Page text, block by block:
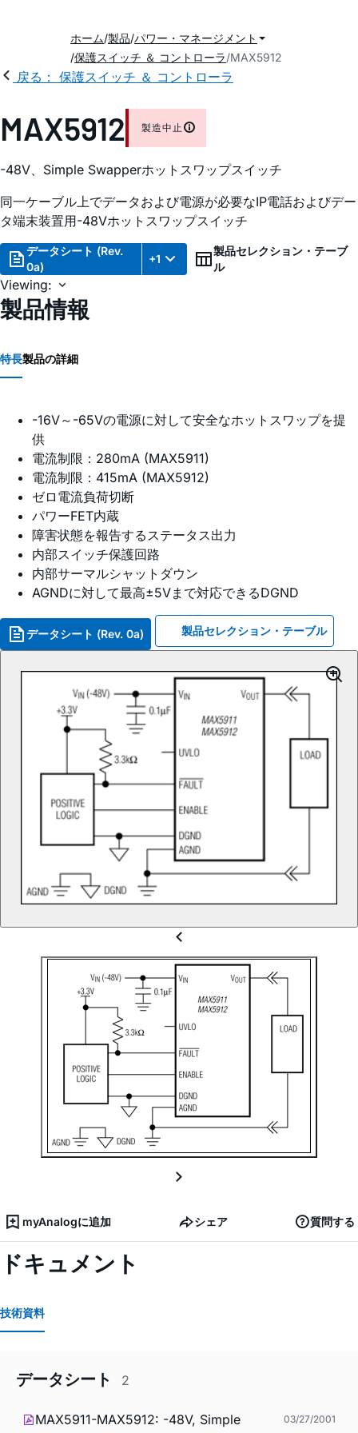
ホーム 製品 パワー・マネージメント
保護スイッチ ＆ コントローラ MAX5912
戻る： 保護スイッチ ＆ コントローラ
MAX5912 製造中止
-48V、Simple Swapperホットスワップスイッチ
同一ケーブル上でデータおよび電源が必要なIP電話およびデー
タ端末装置用-48Vホットスワップスイッチ
データシート (Rev.
0a)
+1
製品セレクション・テーブ
ル
Viewing:
製品情報
特長製品の詳細
-16V～-65Vの電源に対して安全なホットスワップを提
供
電流制限：280mA (MAX5911)
電流制限：415mA (MAX5912)
ゼロ電流負荷切断
パワーFET内蔵
障害状態を報告するステータス出力
内部スイッチ保護回路
内部サーマルシャットダウン
AGNDに対して最高±5Vまで対応できるDGND
データシート (Rev. 0a) 製品セレクション・テーブル
myAnalogに追加 シェア 質問する
ドキュメント
技術資料
データシート 2
MAX5911-MAX5912: -48V, Simple
03/27/2001